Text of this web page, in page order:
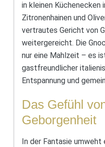
in kleinen Küchenecken
Zitronenhainen und
vertrautes Gericht von
weitergereicht. Die
nur eine Mahlzeit – es
gastfreundlicher
Entspannung und
Das Gefühl
Geborgenheit
In der Fantasie